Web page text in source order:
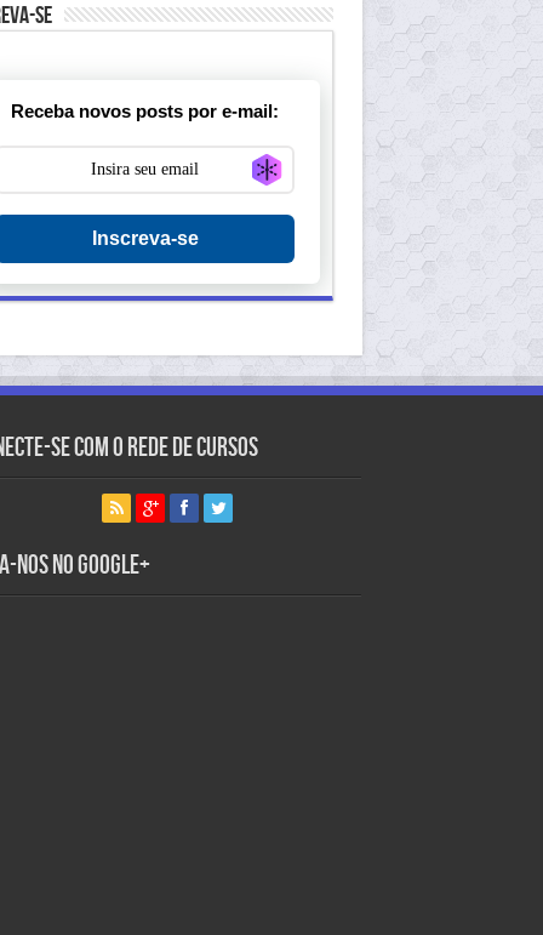
se
Receba novos posts por e-mail:
Inscreva-se
se com o Rede de Cursos
nos no Google+